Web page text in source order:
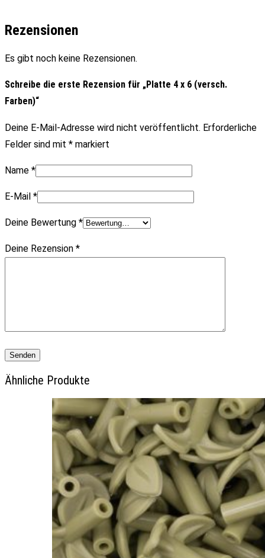
Rezensionen
Es gibt noch keine Rezensionen.
Schreibe die erste Rezension für „Platte 4 x 6 (versch.
Farben)“
Deine E-Mail-Adresse wird nicht veröffentlicht. Erforderliche
Felder sind mit * markiert
Name *
E-Mail *
Deine Bewertung *
Deine Rezension *
Ähnliche Produkte